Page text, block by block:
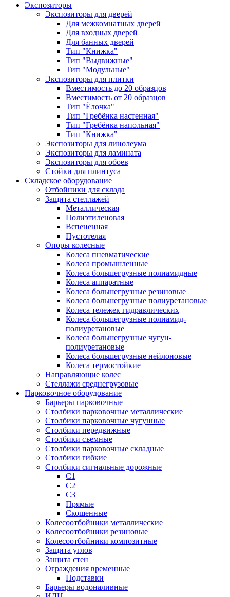
Экспозиторы
Экспозиторы для дверей
Для межкомнатных дверей
Для входных дверей
Для банных дверей
Тип "Книжка"
Тип "Выдвижные"
Тип "Модульные"
Экспозиторы для плитки
Вместимость до 20 образцов
Вместимость от 20 образцов
Тип "Ёлочка"
Тип "Гребёнка настенная"
Тип "Гребёнка напольная"
Тип "Книжка"
Экспозиторы для линолеума
Экспозиторы для ламината
Экспозиторы для обоев
Стойки для плинтуса
Складское оборудование
Отбойники для склада
Защита стеллажей
Металлическая
Полиэтиленовая
Вспененная
Пустотелая
Опоры колесные
Колеса пневматические
Колеса промышленные
Колеса большегрузные полиамидные
Колеса аппаратные
Колеса большегрузные резиновые
Колеса большегрузные полиуретановые
Колеса тележек гидравлических
Колеса большегрузные полиамид-
полиуретановые
Колеса большегрузные чугун-
полиуретановые
Колеса большегрузные нейлоновые
Колеса термостойкие
Направляющие колес
Стеллажи среднегрузовые
Парковочное оборудование
Барьеры парковочные
Столбики парковочные металлические
Столбики парковочные чугунные
Столбики передвижные
Столбики съемные
Столбики парковочные складные
Столбики гибкие
Столбики сигнальные дорожные
С1
С2
С3
Прямые
Скошенные
Колесоотбойники металлические
Колесоотбойники резиновые
Колесоотбойники композитные
Защита углов
Защита стен
Ограждения временные
Подставки
Барьеры водоналивные